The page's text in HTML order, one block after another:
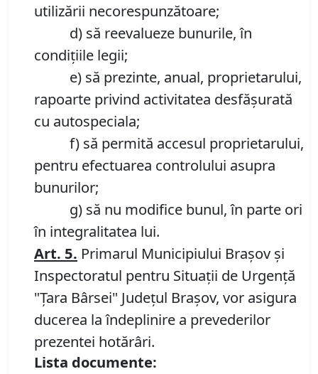
utilizării necorespunzătoare;
d) să reevalueze bunurile, în
condițiile legii;
e) să prezinte, anual, proprietarului,
rapoarte privind activitatea desfășurată
cu autospeciala;
f) să permită accesul proprietarului,
pentru efectuarea controlului asupra
bunurilor;
g) să nu modifice bunul, în parte ori
în integralitatea lui.
Art. 5. Primarul Municipiului Brașov și
Inspectoratul pentru Situaţii de Urgenţă
"Ţara Bârsei" Judeţul Brașov, vor asigura
ducerea la îndeplinire a prevederilor
prezentei hotărâri.
Lista documente: